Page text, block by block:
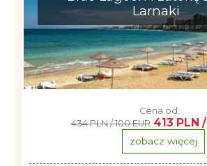
Larnaki
Cena od:
434 PLN / 100 EUR 413 PLN
zobacz więcej